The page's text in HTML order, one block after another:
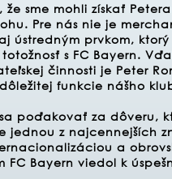
že sme mohli získať
Pre nás nie je
ústredným prvkom,
s FC Bayern.
činnosti je Peter
funkcie nášho
poďakovať za dôveru,
jednou z najcennejších
a
FC Bayern viedol k